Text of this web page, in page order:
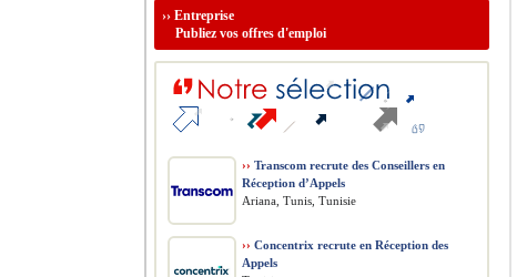
›› Entreprise
Publiez vos offres d'emploi
›› Transcom recrute des Conseillers en
Réception d’Appels
Ariana, Tunis, Tunisie
›› Concentrix recrute en Réception des
Appels